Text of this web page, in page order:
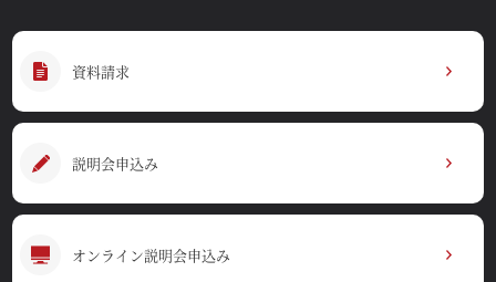
資料請求
説明会申込み
オンライン説明会申込み